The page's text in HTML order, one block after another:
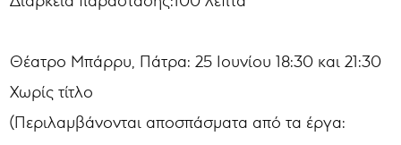
Θέατρο Μπάρρυ, Πάτρα: 25 Ιουνίου 18:30 και 21:30
Χωρίς τίτλο
(Περιλαμβάνονται αποσπάσματα από τα έργα: